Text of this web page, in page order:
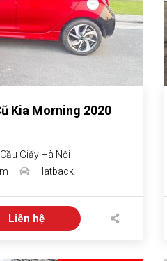
Kia Morning 2020
Giấy Hà Nội
Hatback
Liên hệ